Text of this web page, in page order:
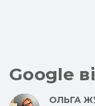
Google
ОЛЬГА